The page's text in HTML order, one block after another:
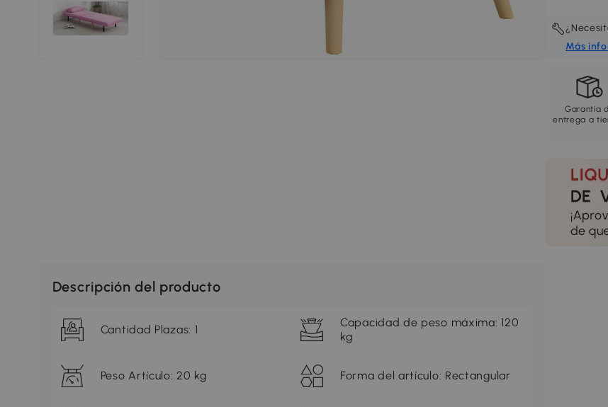
Más
Garantía
entrega a
Descripción del producto
Cantidad Plazas: 1
Capacidad de peso máxima: 120
kg
Peso Artículo: 20 kg Forma del artículo: Rectangular